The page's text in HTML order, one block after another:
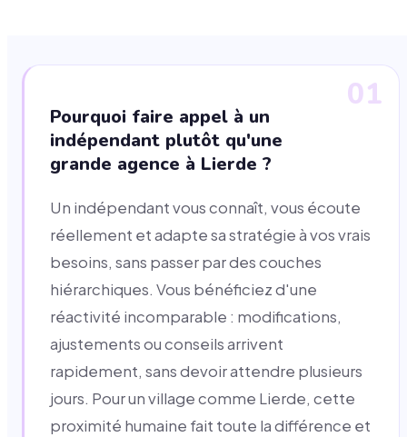
01
Pourquoi faire appel à un
indépendant plutôt qu'une
grande agence à Lierde ?
Un indépendant vous connaît, vous écoute
réellement et adapte sa stratégie à vos vrais
besoins, sans passer par des couches
hiérarchiques. Vous bénéficiez d'une
réactivité incomparable : modifications,
ajustements ou conseils arrivent
rapidement, sans devoir attendre plusieurs
jours. Pour un village comme Lierde, cette
proximité humaine fait toute la différence et